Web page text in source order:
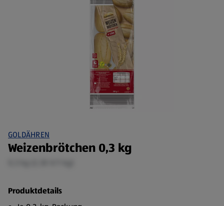
GOLDÄHREN
Weizenbrötchen 0,3 kg
Produktdetails